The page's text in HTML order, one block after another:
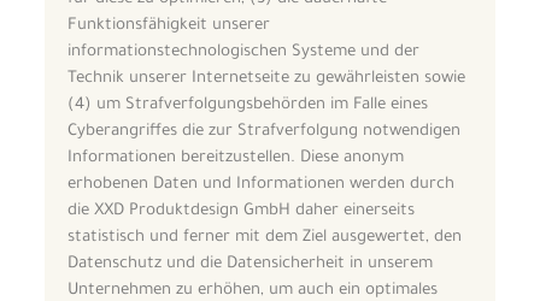
Funktionsfähigkeit unserer
informationstechnologischen Systeme und der
Technik unserer Internetseite zu gewährleisten sowie
(4) um Strafverfolgungsbehörden im Falle eines
Cyberangriffes die zur Strafverfolgung notwendigen
Informationen bereitzustellen. Diese anonym
erhobenen Daten und Informationen werden durch
die XXD Produktdesign GmbH daher einerseits
statistisch und ferner mit dem Ziel ausgewertet, den
Datenschutz und die Datensicherheit in unserem
Unternehmen zu erhöhen, um auch ein optimales